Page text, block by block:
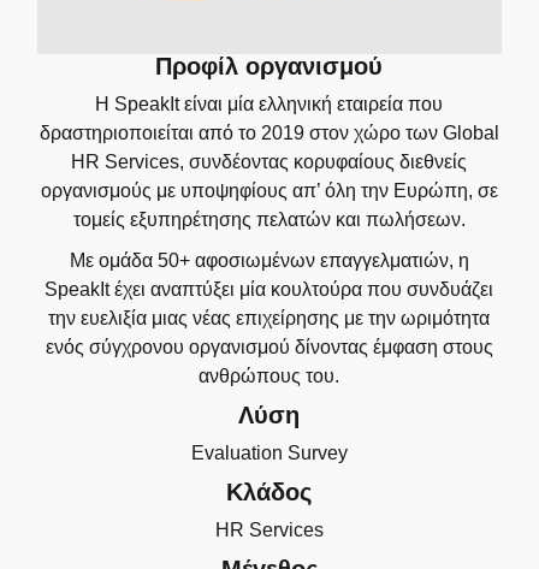
Προφίλ οργανισμού
Η SpeakIt είναι μία ελληνική εταιρεία που
δραστηριοποιείται από το 2019 στον χώρο των Global
HR Services, συνδέοντας κορυφαίους διεθνείς
οργανισμούς με υποψηφίους απ’ όλη την Ευρώπη, σε
τομείς εξυπηρέτησης πελατών και πωλήσεων.
Με ομάδα 50+ αφοσιωμένων επαγγελματιών, η
SpeakIt έχει αναπτύξει μία κουλτούρα που συνδυάζει
την ευελιξία μιας νέας επιχείρησης με την ωριμότητα
ενός σύγχρονου οργανισμού δίνοντας έμφαση στους
ανθρώπους του.
Λύση
Evaluation Survey
Κλάδος
HR Services